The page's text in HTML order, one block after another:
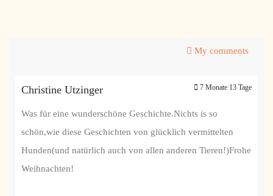
My comments
Christine Utzinger 7 Monate 13 Tage
Was für eine wunderschöne Geschichte.Nichts is so
schön,wie diese Geschichten von glücklich vermittelten
Hunden(und natürlich auch von allen anderen Tieren!)Frohe
Weihnachten!